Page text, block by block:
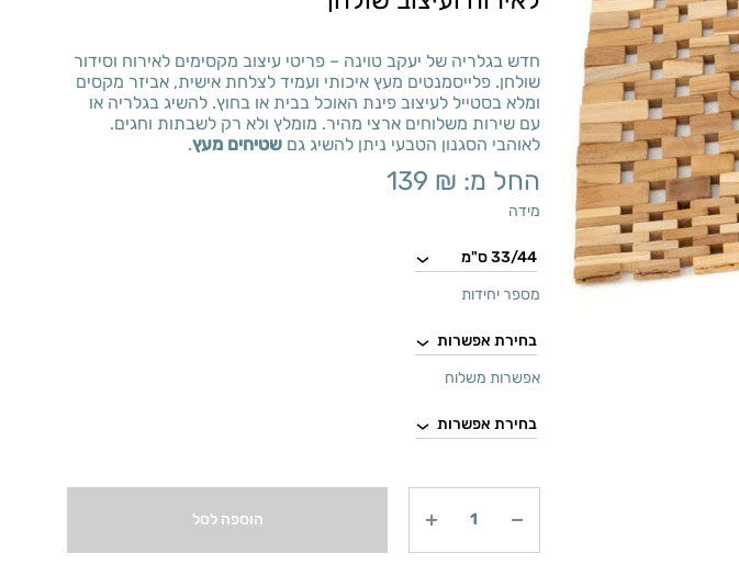
חדש בגלריה של יעקב טוינה – פריטי עיצוב מקסימים לאירוח וסידור
שולחן. פלייסמנטים מעץ איכותי ועמיד לצלחת אישית, אביזר מקסים
ומלא בסטייל לעיצוב פינת האוכל בבית או בחוץ. להשיג בגלריה או
עם שירות משלוחים ארצי מהיר. מומלץ ולא רק לשבתות וחגים.
לאוהבי הסגנון הטבעי ניתן להשיג גם שטיחים מעץ.
החל מ: 139 ₪
מידה
מספר יחידות
אפשרות משלוח
הוספה לסל